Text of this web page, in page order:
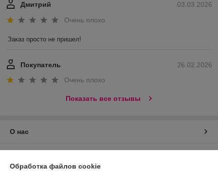
03.03.2026
Дмитрий
Очень плохо
Заказ просто не пришел!
26.02.2026
Покупатель
Очень плохо
Показать все отзывы
О нас
Обработка файлов cookie